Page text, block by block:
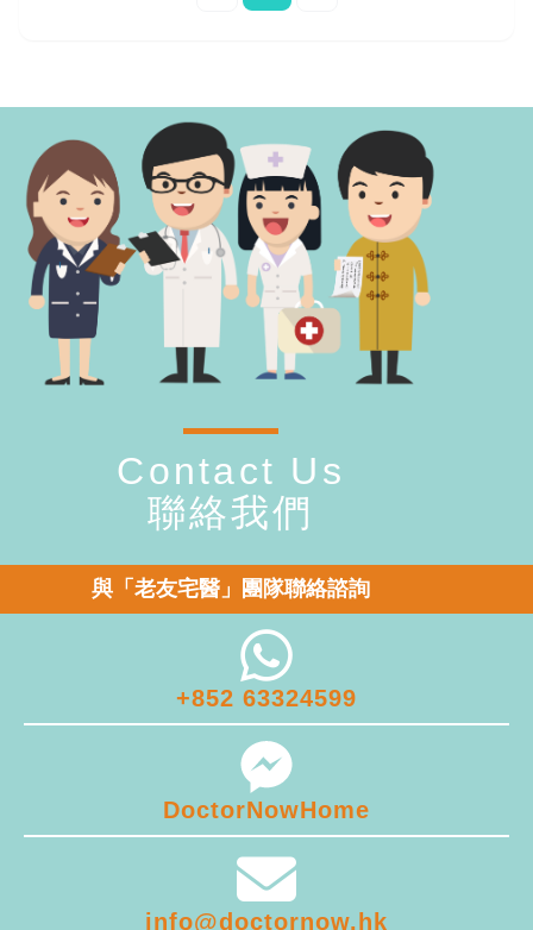
Contact Us
聯絡我們
與「老友宅醫」團隊聯絡諮詢
+852 63324599
DoctorNowHome
info@doctornow.hk